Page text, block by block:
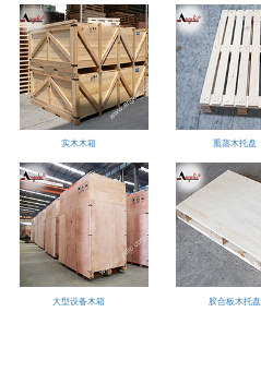
实木木箱 熏蒸木托盘
大型设备木箱 胶合板木托盘